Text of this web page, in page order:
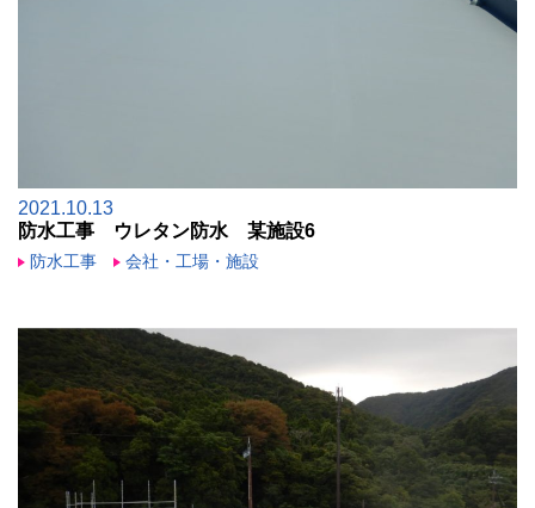
2021.10.13
防水工事 ウレタン防水 某施設6
防水工事 会社・工場・施設